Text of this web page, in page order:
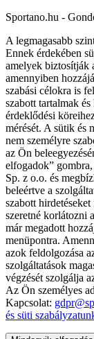
Sportano.hu -
A legmagasabb
Ennek érdekében
amelyek biztosítják
amennyiben
szabási célokra is
szabott tartalmak
érdeklődési
mérését. A sütik és
nem személyre
az Ön
elfogadok”
Sp. z o.o. és
beleértve a
szabott
szeretné korlátozni
már megadott
menüpontra.
azok feldolgozása
szolgáltatások
végzését szolgálja
Az Ön személyes
Kapcsolat:
és süti